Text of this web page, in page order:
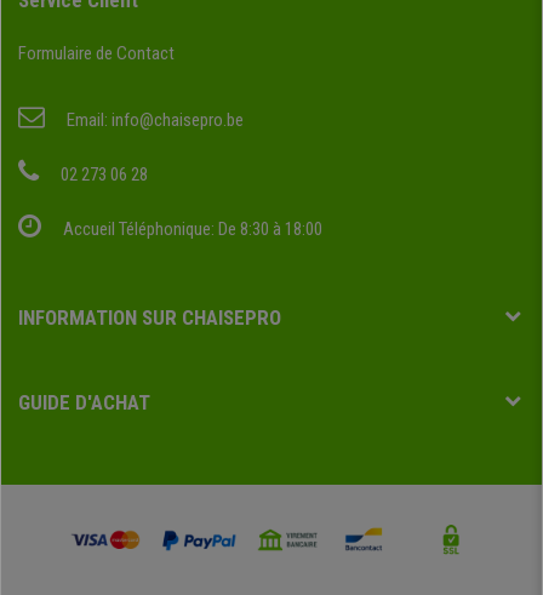
Formulaire de Contact
Email: info@chaisepro.be
02 273 06 28
Accueil Téléphonique: De 8:30 à 18:00
INFORMATION SUR CHAISEPRO
GUIDE D'ACHAT